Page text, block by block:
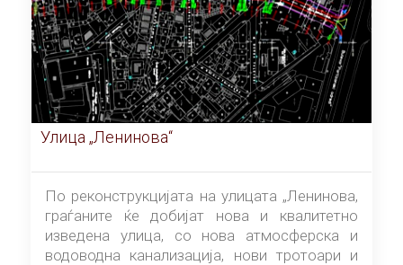
Улица „Ленинова“
По реконструкцијата на улицата „Ленинова,
граѓаните ќе добијат нова и квалитетно
изведена улица, со нова атмосферска и
водоводна канализација, нови тротоари и